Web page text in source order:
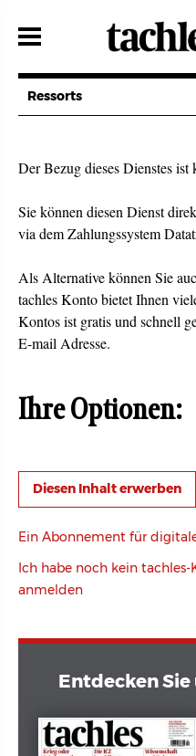
zum
Ressorts
Der Bezug dieses Dienstes ist
Sie können diesen Dienst
via dem Zahlungssystem
Als Alternative können Sie
tachles Konto bietet Ihnen
Kontos ist gratis und schnell
E-mail Adresse.
Ihre Optionen:
Ein Abonnement für
Ich habe noch kein
anmelden
Entdecken